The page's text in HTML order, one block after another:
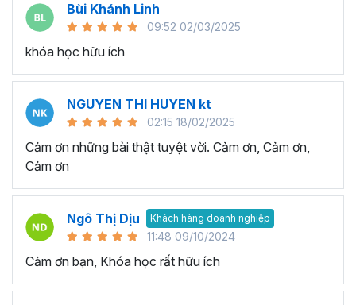
đó thay vì đưa ra quyết định trên suy đoán thiếu tính
chính xác và logic, thì bạn ra quyết định dựa trên dữ liệu
có tính logic cao từ đó giúp tối ưu hóa kết quả và đạt
trong chương trình đào tạo Excel này bạn có thể làm chủ
công cụ và tính năng Excel nâng cao, từ đó tối ưu hóa
quy trình làm việc và tự động hóa các tác vụ lặp đi lặp lại.
Nhờ vậy sẽ giúp giảm thiểu lỗi và tăng hiệu suất làm việc
đáng kể.
Tăng cơ hội nghề nghiệp:Khi trở thành người thành
thạo công cụ Excel, bạn sẽ có lợi thế rất lớn khi ứng tuyển
và được đề cao hơn trong công việc.
ONLINE NÀY?
Bùi Khánh Linh
09:52 02/03/2025
khóa học hữu ích
NGUYEN THI HUYEN kt
02:15 18/02/2025
Cảm ơn những bài thật tuyệt vời. Cảm ơn, Cảm ơn,
Cảm ơn
Ngô Thị Dịu Khách hàng doanh nghiệp
11:48 09/10/2024
Cảm ơn bạn, Khóa học rất hữu ích